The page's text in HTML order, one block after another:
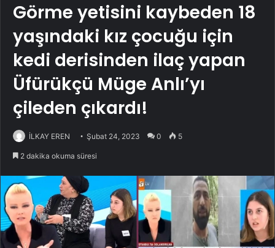
Görme yetisini kaybeden 18
yaşındaki kız çocuğu için
kedi derisinden ilaç yapan
Üfürükçü Müge Anlı’yı
çileden çıkardı!
İLKAY EREN Şubat 24, 2023 0 5
2 dakika okuma süresi